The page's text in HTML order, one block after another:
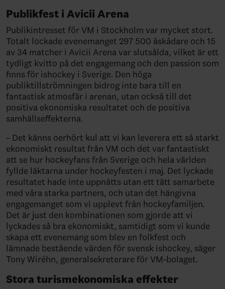
Publikfest i Avicii Arena
Publikintresset för VM i Stockholm var mycket stort.
Totalt lockade evenemanget 297 500 åskådare och 15
av 34 matcher i Avicii Arena var slutsålda, vilket är ett
tydligt kvitto på det engagemang och den passion som
finns för ishockey i Sverige. Den höga
publiktillströmningen bidrog inte bara till en
fantastisk atmosfär i arenan, utan också till det
positiva ekonomiska resultatet och de positiva
samhällseffekterna.
– Det känns oerhört kul att vi kan leverera ett så starkt
ekonomiskt resultat från VM och det var fantastiskt
att se hur hockeyfans från Sverige och hela världen
fyllde läktarna under hockeyfesten i maj. Det lyckade
resultatet hade inte uppnåtts utan ett tätt samarbete
med våra starka partners, och utan det hängivna
engagemanget som vi upplevt från hockeyfamiljen.
Det är just den kombinationen som gjorde att vi
lyckades så bra ekonomiskt, samtidigt som vi kunde
skapa ett evenemang som blev en folkfest och
lämnade bestående värden för svensk ishockey, säger
Tony Wiréhn, generalsekreterare för VM-bolaget.
Stora turismekonomiska effekter